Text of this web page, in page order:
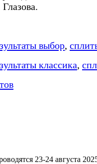
выбор,
классика,
23-24 августа